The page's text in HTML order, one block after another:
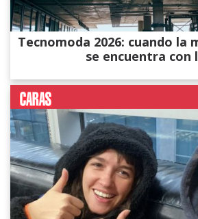
Tecnomoda 2026: cuando la
se encuentra con